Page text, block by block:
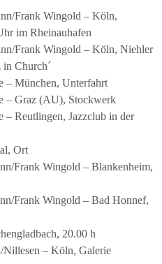
Frank Wingold – Köln,
im Rheinauhafen
Frank Wingold – Köln, Niehler
Church´
– München, Unterfahrt
– Graz (AU), Stockwerk
– Reutlingen, Jazzclub in der
Ort
Frank Wingold – Blankenheim,
Frank Wingold – Bad Honnef,
20.00 h
– Köln, Galerie